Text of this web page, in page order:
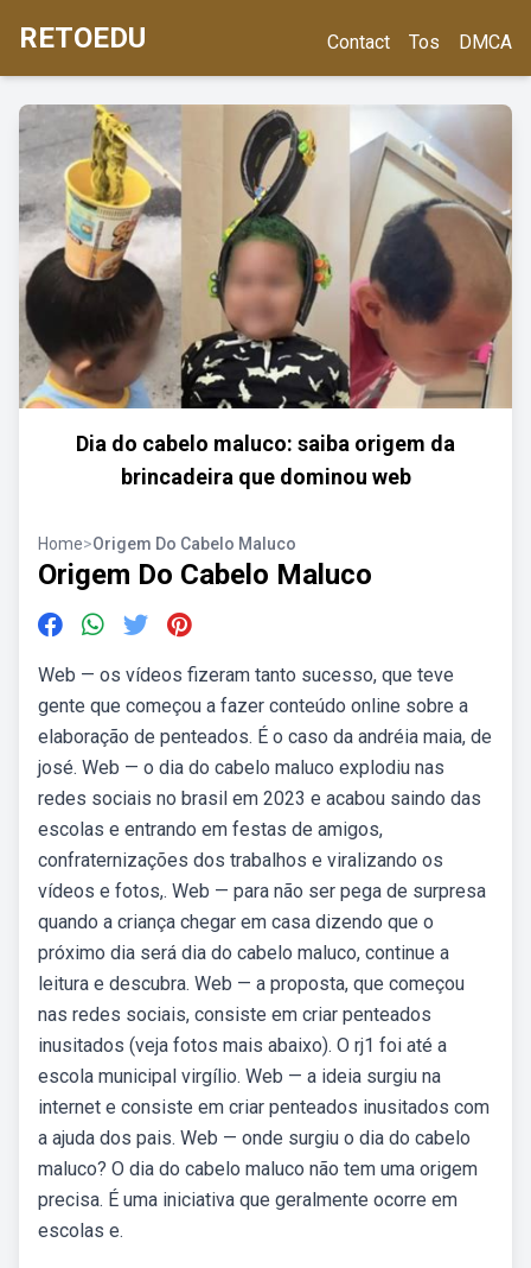
RETOEDU Contact Tos DMCA
Dia do cabelo maluco: saiba origem da
brincadeira que dominou web
Home>Origem Do Cabelo Maluco
Origem Do Cabelo Maluco
Web — os vídeos fizeram tanto sucesso, que teve
gente que começou a fazer conteúdo online sobre a
elaboração de penteados. É o caso da andréia maia, de
josé. Web — o dia do cabelo maluco explodiu nas
redes sociais no brasil em 2023 e acabou saindo das
escolas e entrando em festas de amigos,
confraternizações dos trabalhos e viralizando os
vídeos e fotos,. Web — para não ser pega de surpresa
quando a criança chegar em casa dizendo que o
próximo dia será dia do cabelo maluco, continue a
leitura e descubra. Web — a proposta, que começou
nas redes sociais, consiste em criar penteados
inusitados (veja fotos mais abaixo). O rj1 foi até a
escola municipal virgílio. Web — a ideia surgiu na
internet e consiste em criar penteados inusitados com
a ajuda dos pais. Web — onde surgiu o dia do cabelo
maluco? O dia do cabelo maluco não tem uma origem
precisa. É uma iniciativa que geralmente ocorre em
escolas e.